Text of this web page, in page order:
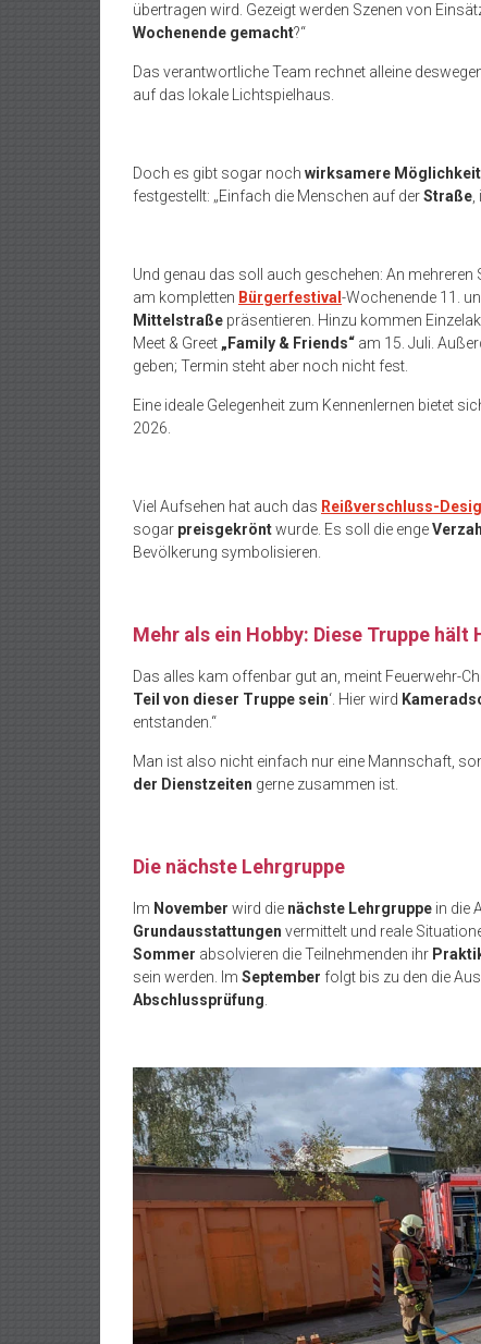
übertragen wird. Gezeigt werden Szenen von
Wochenende gemacht?“
Das verantwortliche Team rechnet alleine
auf das lokale Lichtspielhaus.
Doch es gibt sogar noch wirksamere
festgestellt: „Einfach die Menschen auf derStraße,
Und genau das soll auch geschehen: An
am kompletten Bürgerfestival -Wochenende 11.
Mittelstraße präsentieren. Hinzu kommen
Meet & Greet „Family & Friends“ am 15. Juli.
geben; Termin steht aber noch nicht fest.
Eine ideale Gelegenheit zum Kennenlernen bietet
2026.
Viel Aufsehen hat auch das Reißverschluss-
sogar preisgekröntwurde. Es soll die enge
Bevölkerung symbolisieren.
Mehr als ein Hobby: Diese Truppe hält
Das alles kam offenbar gut an, meint Feuerwehr-
Teil von dieser Truppe sein‘. Hier wird
entstanden.“
Man ist also nicht einfach nur eine Mannschaft,
der Dienstzeiten gerne zusammen ist.
Die nächste Lehrgruppe
Im November wird die nächste Lehrgruppe in die
Grundausstattungen vermittelt und reale
Sommer absolvieren die Teilnehmenden ihr
sein werden. Im September folgt bis zu den die
Abschlussprüfung.